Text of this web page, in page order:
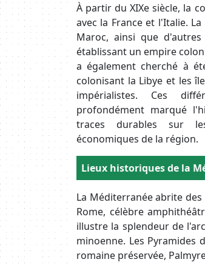
À partir du XIXe siècle, la
avec la France et l'Italie.
Maroc, ainsi que
établissant un empire
a également cherché à
colonisant la Libye et les
impérialistes. Ces
profondément marqué
traces durables sur
économiques de la région.
Body
Lieux historiques de la
La Méditerranée abrite
Rome, célèbre
illustre la splendeur de
minoenne. Les Pyramides
romaine préservée,